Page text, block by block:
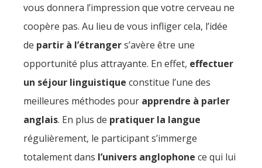
vous donnera l’impression que votre cerveau ne
coopère pas. Au lieu de vous infliger cela, l’idée
de partir à l’étrangers’avère être une
opportunité plus attrayante. En effet, effectuer
un séjour linguistique constitue l’une des
meilleures méthodes pour apprendre à parler
anglais. En plus de pratiquer la langue
régulièrement, le participant s’immerge
totalement dans l’univers anglophone ce qui lui